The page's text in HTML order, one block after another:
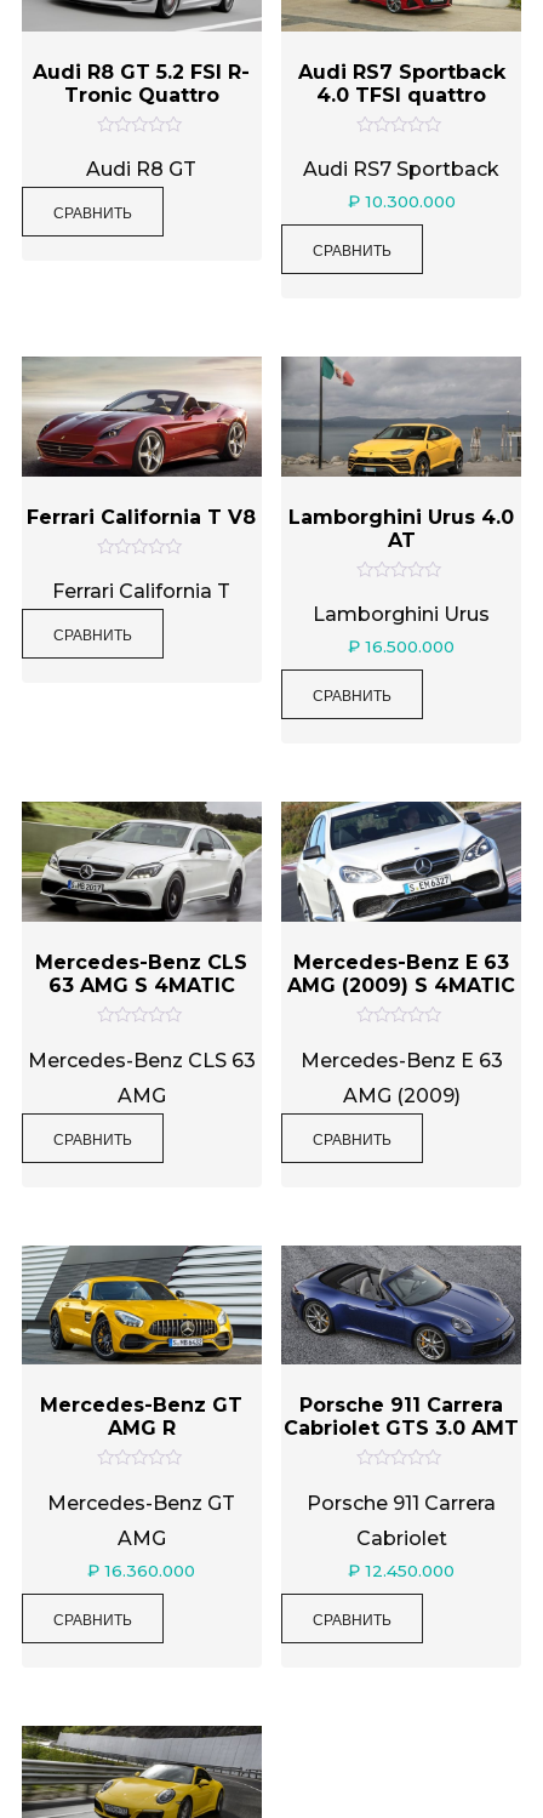
Audi R8 GT 5.2 FSI R-
Tronic Quattro
ц
е
к
Audi R8 GT
СРАВНИТЬ
Audi RS7 Sportback
4.0 TFSI quattro
ц
е
н
а
0
и
з
Audi RS7 Sportback
₽10.300.000
СРАВНИТЬ
Ferrari California T V8
ц
е
к
Ferrari California T
СРАВНИТЬ
Lamborghini Urus 4.0
AT
ц
е
н
а
0
и
з
Lamborghini Urus
₽ 16.500.000
СРАВНИТЬ
Mercedes-Benz CLS
63 AMG S 4MATIC
ц
е
а
0
и
з
Mercedes-Benz CLS 63
AMG
СРАВНИТЬ
Mercedes-Benz E 63
AMG (2009) S 4MATIC
ц
е
н
к
а
0
и
з
Mercedes-Benz E 63
AMG (2009)
СРАВНИТЬ
Mercedes-Benz GT
AMG R
ц
е
а
0
и
5
Mercedes-Benz GT
AMG
₽ 16.360.000
СРАВНИТЬ
Porsche 911 Carrera
Cabriolet GTS 3.0 AMT
ц
е
н
к
а
0
и
5
Porsche 911 Carrera
Cabriolet
₽ 12.450.000
СРАВНИТЬ